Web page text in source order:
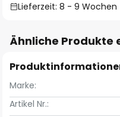
Lieferzeit: 8 - 9 Wochen
Ähnliche Produkte
Marke:
Artikel Nr.: